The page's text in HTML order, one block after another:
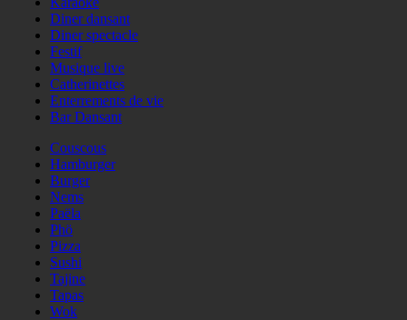
Diner dansant
Diner spectacle
Festif
Musique live
Catherinettes
Enterrements de vie
Bar Dansant
Couscous
Hamburger
Burger
Nems
Paëla
Phö
Pizza
Sushi
Tajine
Tapas
Wok